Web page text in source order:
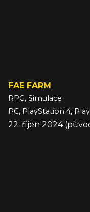
FAE FARM
RPG, Simulace
PC, PlayStation 4,
22. říjen 2024